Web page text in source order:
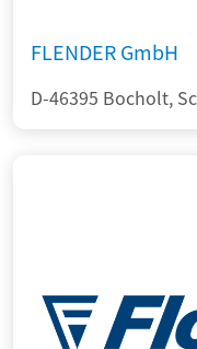
FLENDER GmbH
D-46395 Bocholt,